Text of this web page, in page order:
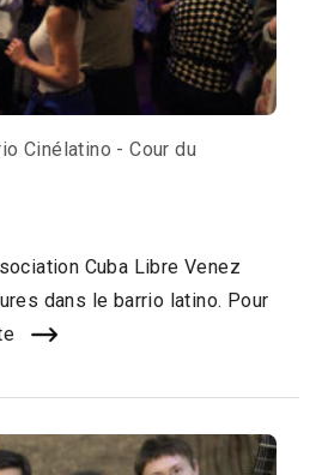
Cinélatino - Cour du
Cuba Libre Venez
dans le barrio latino. Pour